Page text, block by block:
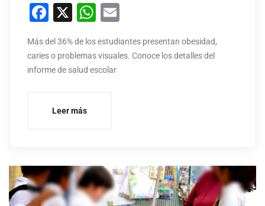
Facebook
X WhatsApp
Más del 36% de los estudiantes presentan obesidad,
caries o problemas visuales. Conoce los detalles del
informe de salud escolar
Leer más